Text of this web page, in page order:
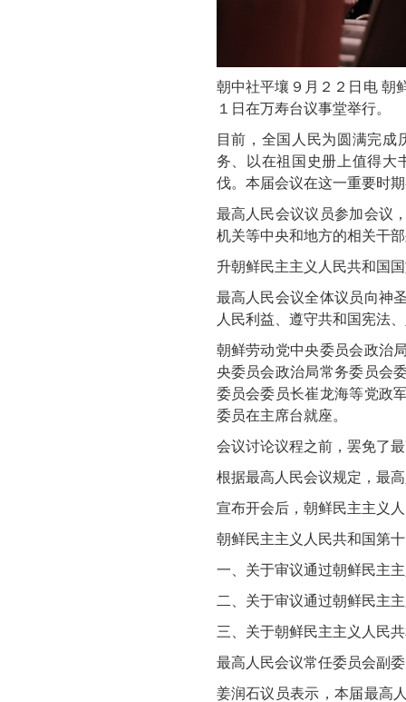
朝中社平壤９月２２日电 朝
１日在万寿台议事堂举行。
目前，全国人民为圆满完
务、以在祖国史册上值得大
伐。本届会议在这一重要时
最高人民会议议员参加会议
机关等中央和地方的相关干
升朝鲜民主主义人民共和国
最高人民会议全体议员向神
人民利益、遵守共和国宪法
朝鲜劳动党中央委员会政治
央委员会政治局常务委员会
委员会委员长崔龙海等党政
委员在主席台就座。
会议讨论议程之前，罢免了
根据最高人民会议规定，最
宣布开会后，朝鲜民主主义
朝鲜民主主义人民共和国第
一、关于审议通过朝鲜民主
二、关于审议通过朝鲜民主
三、关于朝鲜民主主义人民
最高人民会议常任委员会副
姜润石议员表示，本届最高